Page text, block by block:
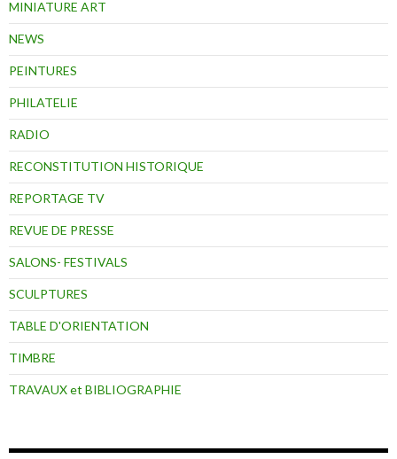
MINIATURE ART
NEWS
PEINTURES
PHILATELIE
RADIO
RECONSTITUTION HISTORIQUE
REPORTAGE TV
REVUE DE PRESSE
SALONS- FESTIVALS
SCULPTURES
TABLE D'ORIENTATION
TIMBRE
TRAVAUX et BIBLIOGRAPHIE